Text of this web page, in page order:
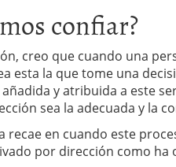
confiar?
creo que cuando una
esta la que tome una
y atribuida a este
sea la adecuada y la
recae en cuando este
por dirección como ha